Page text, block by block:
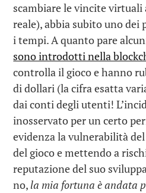
scambiare le vincite virtuali
reale), abbia subito uno
i tempi. A quanto pare
sono introdotti nella
controlla il gioco e hanno
di dollari (la cifra esatta
dai conti degli utenti!
inosservato per un certo
evidenza la vulnerabilità
del gioco e mettendo a
reputazione del suo
no,la mia fortuna è andata